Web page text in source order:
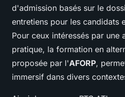
d'admission basés sur le
entretiens pour les candidats
Pour ceux intéressés par une
pratique, la formation en
proposée par l'AFORP,
immersif dans divers